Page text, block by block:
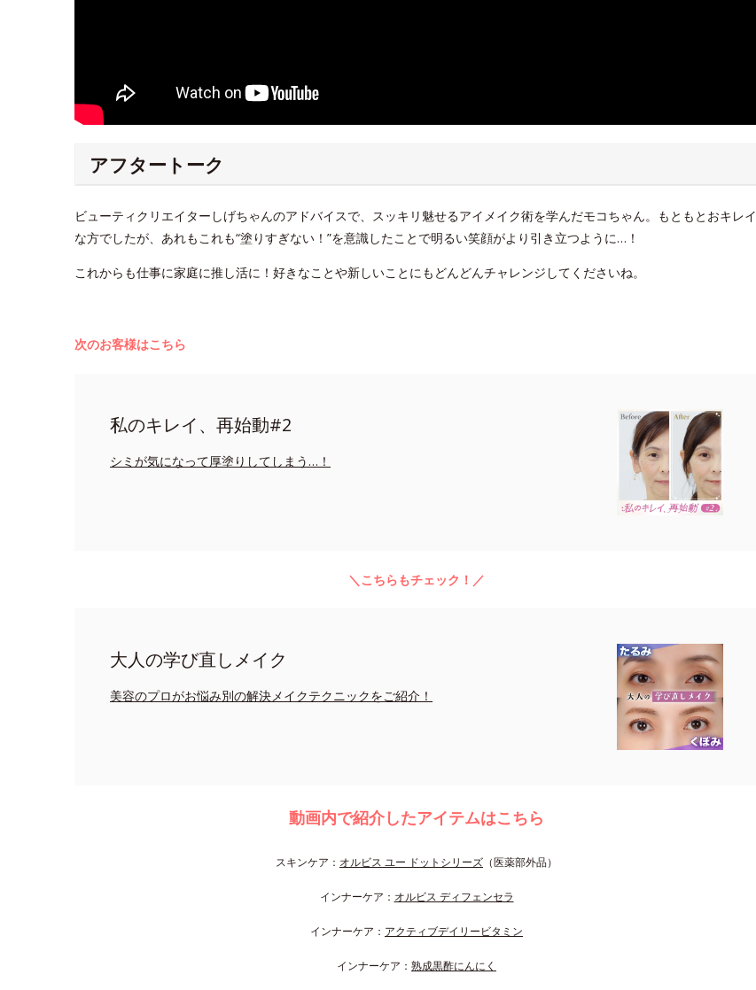
アフタートーク
ビューティクリエイターしげちゃんのアドバイスで、スッキリ魅せるアイメイク術を学んだモコちゃん。もともとおキレイ
な方でしたが、あれもこれも“塗りすぎない！”を意識したことで明るい笑顔がより引き立つように…！
これからも仕事に家庭に推し活に！好きなことや新しいことにもどんどんチャレンジしてくださいね。
次のお客様はこちら
私のキレイ、再始動#2
シミが気になって厚塗りしてしまう…！
＼こちらもチェック！／
大人の学び直しメイク
美容のプロがお悩み別の解決メイクテクニックをご紹介！
動画内で紹介したアイテムはこちら
スキンケア： オルビス ユー ドットシリーズ （医薬部外品）
インナーケア： オルビス ディフェンセラ
インナーケア： アクティブデイリービタミン
インナーケア： 熟成黒酢にんにく